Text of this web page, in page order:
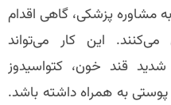
مشاوره پزشکی، گاهی اقدام
این کار می‌تواند
قند خون، کتواسیدوز
به همراه داشته باشد.